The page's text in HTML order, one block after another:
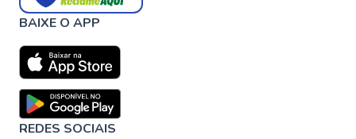
BAIXE O APP
REDES SOCIAIS